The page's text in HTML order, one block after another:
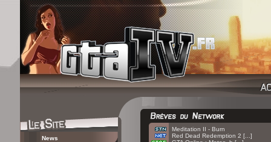
News
Meditation II - Burn
Red Dead Redemption 2 [...]